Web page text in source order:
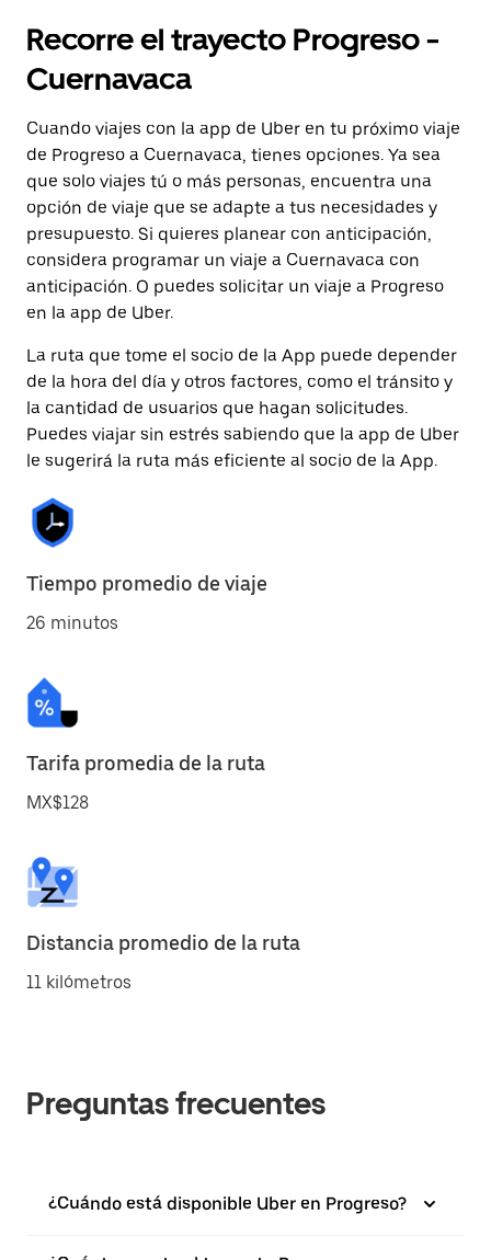
Recorre el trayecto Progreso -
Cuernavaca
Cuando viajes con la app de Uber en tu próximo viaje
de Progreso a Cuernavaca, tienes opciones. Ya sea
que solo viajes tú o más personas, encuentra una
opción de viaje que se adapte a tus necesidades y
presupuesto. Si quieres planear con anticipación,
considera programar un viaje a Cuernavaca con
anticipación. O puedes solicitar un viaje a Progreso
en la app de Uber.
La ruta que tome el socio de la App puede depender
de la hora del día y otros factores, como el tránsito y
la cantidad de usuarios que hagan solicitudes.
Puedes viajar sin estrés sabiendo que la app de Uber
le sugerirá la ruta más eficiente al socio de la App.
Tiempo promedio de viaje
26 minutos
Tarifa promedia de la ruta
MX$128
Distancia promedio de la ruta
11 kilómetros
Preguntas frecuentes
¿Cuándo está disponible Uber en Progreso?